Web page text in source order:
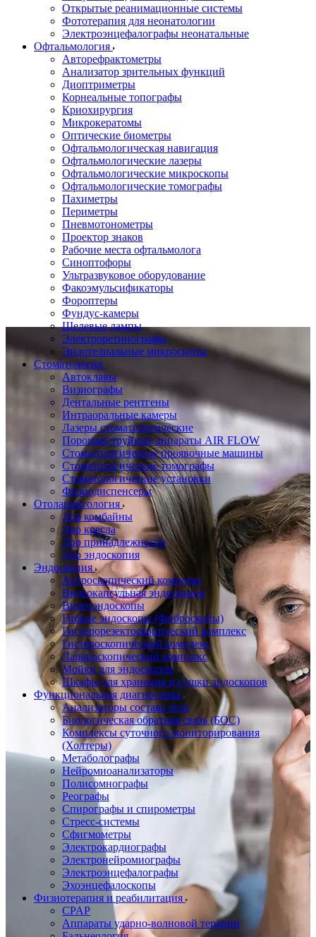
Открытые реанимационные системы
Фототерапия для неонатологии
Электроэнцефалографы неонатальные
Офтальмология
Авторефрактометры
Анализатор зрительных функций
Диоптриметры
Корнеальные топографы
Криохирургия
Микрокератомы
Оптические биометры
Офтальмологическая навигация
Офтальмологические лазеры
Офтальмологические микроскопы
Офтальмологические томографы
Пахиметры
Периметры
Пневмотонометры
Проектор знаков
Рабочие места офтальмолога
Синоптофоры
Ультразвуковое оборудование
Факоэмульсификаторы
Фороптеры
Фундус-камеры
Щелевые лампы
Электроретинографы
Эндотелиальные микроскопы
Стоматология
Автоклавы
Визиографы
Дентальные рентгены
Интраоральные камеры
Лазеры стоматологические
Порошкоструйные аппараты AIR FLOW
Стоматологические проявочные машины
Стоматологические томографы
Стоматологические установки
Физиодиспенсеры
Отоларингология
Лор комбайны
Лор кресла
Лор принадлежности
Лор эндоскопия
Эндоскопия
Артроскопический комплекс
Видеокапсульная эндоскопия
Видеоэндоскопы
Гибкие эндоскопы (Фиброcкопы)
Гистерорезектоскопический комплекс
Гистероскопический комплекс
Лапароскопический комплекс
Мойки для эндоскопов
Шкафы для хранения и сушки эндоскопов
Функциональная диагностика
Анализаторы состава тела
Биологическая обратная связь (БОС)
Комплексы суточного мониторирования
(Холтеры)
Метаболографы
Нейромиоанализаторы
Полисомнографы
Реографы
Спирографы и спирометры
Стресс-системы
Сфигмометры
Электрокардиографы
Электронейромиографы
Электроэнцефалографы
Эхоэнцефалоскопы
Физиотерапия и реабилитация
CPAP
Аппараты ударно-волновой терапии